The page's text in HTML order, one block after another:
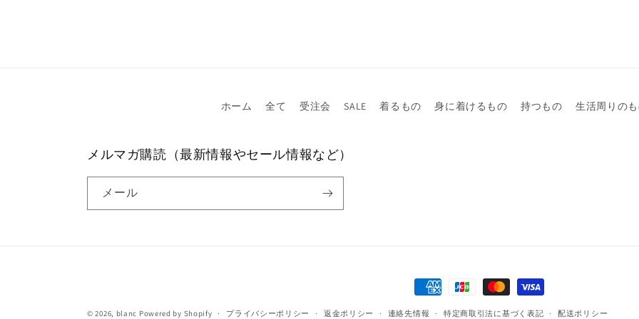
ホーム 全て 受注会 SALE 着るもの 身に着けるもの 持つもの 生活周りの
メルマガ購読（最新情報やセール情報など）
メール
済
© 2026, blanc Powered by Shopify プライバシーポリシー 返金ポリシー 連絡先情報 特定商取引法に基づく表記 配送ポリシー